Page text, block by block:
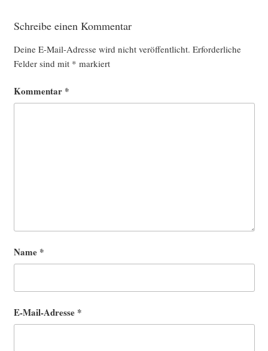
Schreibe einen Kommentar
Deine E-Mail-Adresse wird nicht veröffentlicht. Erforderliche
Felder sind mit * markiert
Kommentar *
Name *
E-Mail-Adresse *